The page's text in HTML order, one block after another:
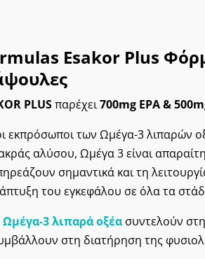
Esakor Plus
PLUSπαρέχει700mg EPA &
εκπρόσωποι των Ωμέγα-3 λιπαρών
αλύσου, Ωμέγα 3 είναι
σημαντικά και τη
του εγκεφάλου σε όλα τα
Ωμέγα-3 λιπαρά οξέα συντελούν
στη διατήρηση της